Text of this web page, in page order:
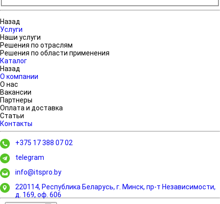
Назад
Услуги
Наши услуги
Решения по отраслям
Решения по области применения
Каталог
Назад
О компании
О нас
Вакансии
Партнеры
Оплата и доставка
Статьи
Контакты
+375 17 388 07 02
telegram
info@itspro.by
220114, Республика Беларусь, г. Минск, пр-т Независимости,
д. 169, оф. 606